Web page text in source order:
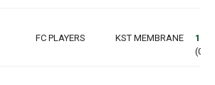
FC PLAYERS KST MEMBRANE
1:5
(0:2,